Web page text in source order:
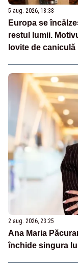
5 aug. 2026, 18:38
Europa se
restul lumii.
lovite de caniculă
2 aug. 2026, 23:25
Ana Maria
închide singura